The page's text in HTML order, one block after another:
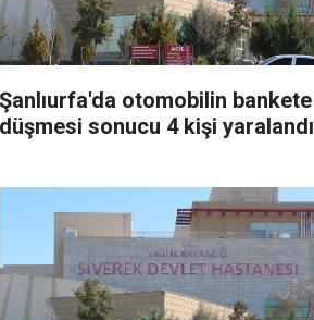
Şanlıurfa'da otomobilin bankete
düşmesi sonucu 4 kişi yaralandı